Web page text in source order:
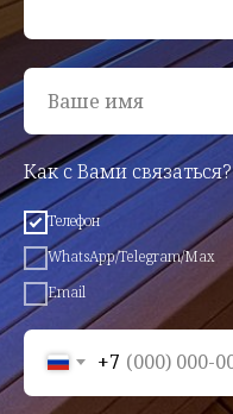
Ваше имя
Как с Вами связаться?
Телефон
WhatsApp/Telegram/Max
Email
+7